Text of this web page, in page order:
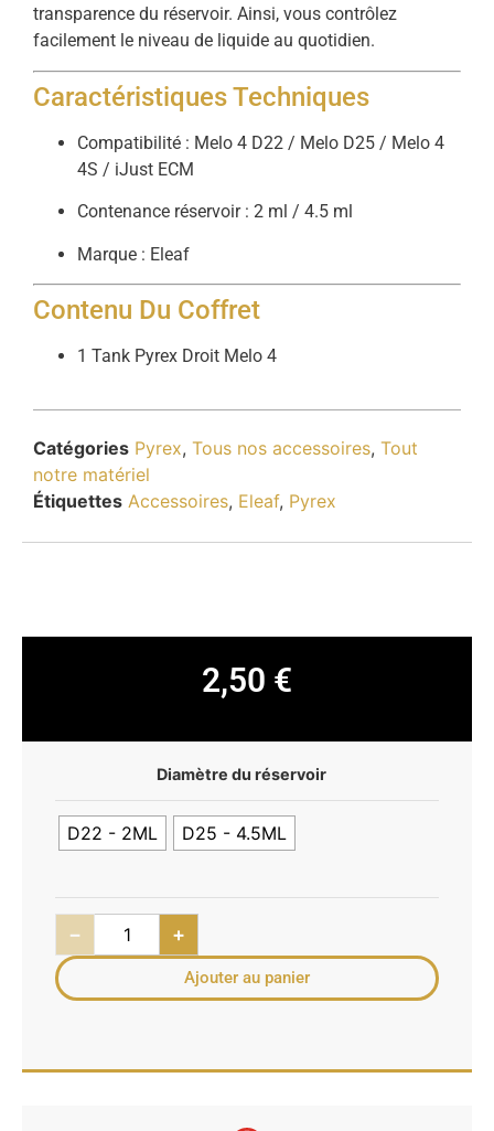
transparence du réservoir. Ainsi, vous contrôlez
facilement le niveau de liquide au quotidien.
Caractéristiques Techniques
Compatibilité : Melo 4 D22 / Melo D25 / Melo 4
4S / iJust ECM
Contenance réservoir : 2 ml / 4.5 ml
Marque : Eleaf
Contenu Du Coffret
1 Tank Pyrex Droit Melo 4
Catégories Pyrex, Tous nos accessoires, Tout
notre matériel
Étiquettes Accessoires, Eleaf, Pyrex
2,50 €
Diamètre du réservoir
D22 - 2ML D25 - 4.5ML
− +
Ajouter au panier